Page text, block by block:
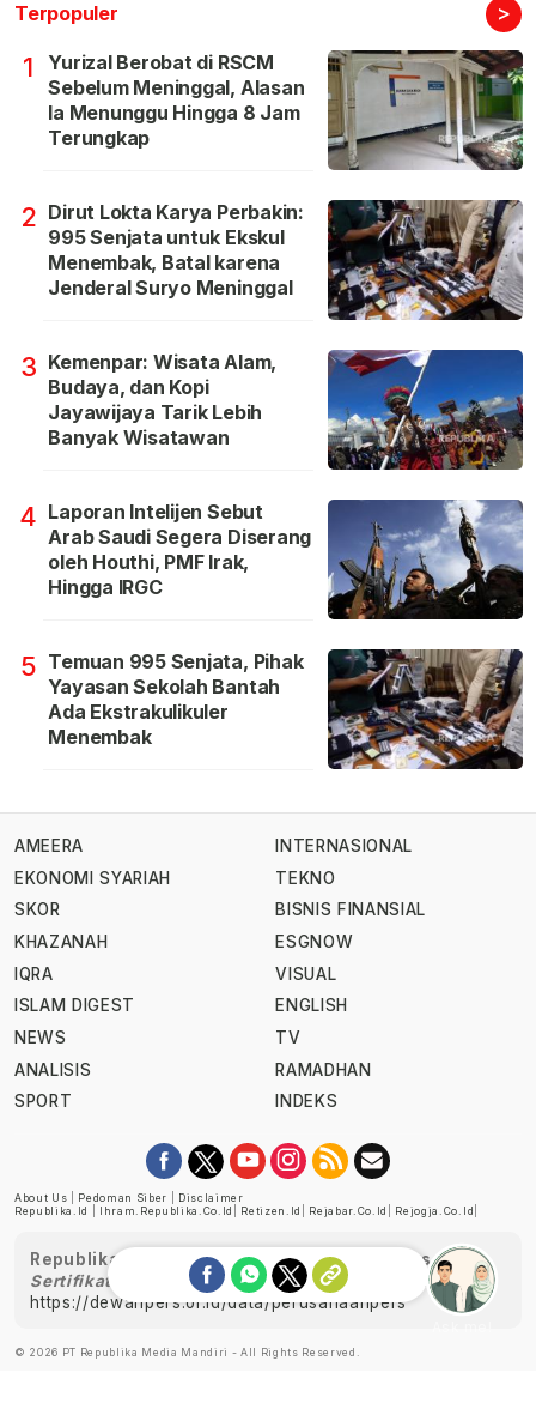
Terpopuler >
1
Yurizal Berobat di RSCM
Sebelum Meninggal, Alasan
Ia Menunggu Hingga 8 Jam
Terungkap
2 Dirut Lokta Karya Perbakin:
995 Senjata untuk Ekskul
Menembak, Batal karena
Jenderal Suryo Meninggal
3 Kemenpar: Wisata Alam,
Budaya, dan Kopi
Jayawijaya Tarik Lebih
Banyak Wisatawan
4 Laporan Intelijen Sebut
Arab Saudi Segera Diserang
oleh Houthi, PMF Irak,
Hingga IRGC
5 Temuan 995 Senjata, Pihak
Yayasan Sekolah Bantah
Ada Ekstrakulikuler
Menembak
AMEERA
EKONOMI SYARIAH
SKOR
KHAZANAH
IQRA
ISLAM DIGEST
NEWS
ANALISIS
SPORT
INTERNASIONAL
TEKNO
BISNIS FINANSIAL
ESGNOW
VISUAL
ENGLISH
TV
RAMADHAN
INDEKS
About Us Pedoman Siber
Disclaimer
Republika.id
Ihram.republika.co.id Retizen.id Rejabar.co.id Rejogja.co.id
Republika telah diverifikasi oleh Dewan Pers
Sertifikat Nomor 1058/DP-Verifikasi/K/XII/2022
https://dewanpers.or.id/data/perusahaanpers
© 2026 PT Republika Media Mandiri - All Rights Reserved.